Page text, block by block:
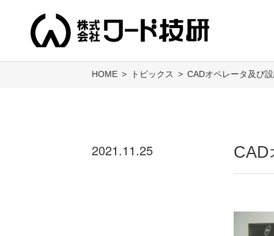
HOME トピックス CADオペレータ及び
2021.11.25